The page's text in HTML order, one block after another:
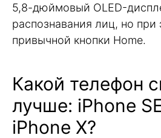
5,8-дюймовый OLED-
распознавания лиц, но при
привычной кнопки Home.
Какой телефон
лучше: iPhone
iPhone X?